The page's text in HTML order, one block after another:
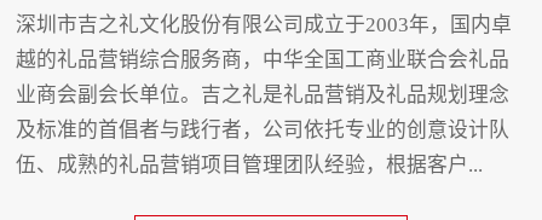
深圳市吉之礼文化股份有限公司成立于2003年，国内卓
越的礼品营销综合服务商，中华全国工商业联合会礼品
业商会副会长单位。吉之礼是礼品营销及礼品规划理念
及标准的首倡者与践行者，公司依托专业的创意设计队
伍、成熟的礼品营销项目管理团队经验，根据客户...